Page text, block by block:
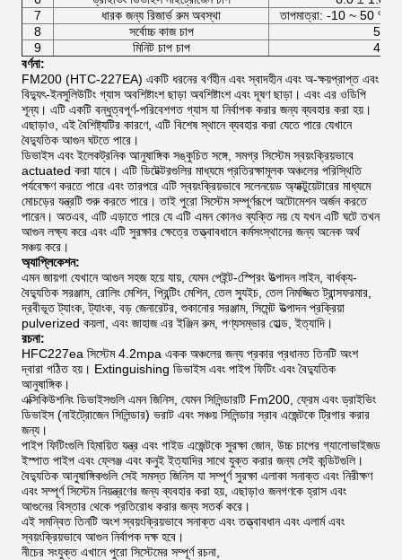
7
ধারক জন্য রিজার্ভ রুম অবস্থা
তাপমাত্রা: -10 ~ 50 ℃,
8
সর্বোচ্চ কাজ চাপ
9
মিনিট চাপ চাপ
বর্ণনা:
FM200 (HTC-227EA) একটি ধরনের বর্ণহীন এবং স্বাদহীন এবং অ-ক্ষয়প্রাপ্ত এবং
বিদ্যুৎ-ইনসুলিউটিং গ্যাস অবশিষ্টাংশ ছাড়া অবশিষ্টাংশ এবং দূষণ ছাড়া। এবং এর ওডিপি
শূন্য। এটি একটি বন্ধুত্বপূর্ণ-পরিবেশগত গ্যাস যা নির্বাপক করার জন্য ব্যবহার করা হয়।
এছাড়াও, এই বৈশিষ্ট্যটির কারণে, এটি বিশেষ স্থানে ব্যবহার করা যেতে পারে যেখানে
বৈদ্যুতিক আগুন ঘটতে পারে।
ডিভাইস এবং ইলেকট্রনিক আনুষাঙ্গিক সঙ্কুচিত সঙ্গে, সমগ্র সিস্টেম স্বয়ংক্রিয়ভাবে
actuated করা যাবে। এটি ডিটেক্টরগুলির মাধ্যমে প্রতিরক্ষামূলক অঞ্চলের পরিস্থিতি
পর্যবেক্ষণ করতে পারে এবং তারপরে এটি স্বয়ংক্রিয়ভাবে সলেনয়েড অ্যাক্টুয়েটারের মাধ্যমে
মোচড়ের যন্ত্রটি শুরু করতে পারে। তাই পুরো সিস্টেম সম্পূর্ণরূপে অটোমেশন অর্জন করতে
পারেন। অতএব, এটি এড়াতে পারে যে এটি এমন কোনও ব্যক্তি নয় যে যখন এটি ঘটে তখন
আগুন লক্ষ্য করে এবং এটি সুরক্ষার ক্ষেত্রে তত্ত্বাবধানে কর্মসংস্থানের জন্য অনেক অর্থ
সঞ্চয় করে।
অ্যাপ্লিকেশন:
এমন জায়গা যেখানে আগুন সহজ হয়ে যায়, যেমন পেইন্ট-স্প্রেিং উত্পাদন লাইন, বার্ধক্য-
বৈদ্যুতিক সরঞ্জাম, রোলিং মেশিন, প্রিন্টিং মেশিন, তেল স্যুইচ, তেল নিমজ্জিত ট্রান্সফরমার,
দ্রবীভূত ট্যাংক, ট্যাংক, বড় জেনারেটর, শুকানোর সরঞ্জাম, সিমেন্ট উত্পাদন প্রক্রিয়া
pulverized কয়লা, এবং জাহাজ এর ইঞ্জিন রুম, পণ্যসম্ভার হোল্ড, ইত্যাদি।
রচনা:
HFC227ea সিস্টেম 4.2mpa একক অঞ্চলের জন্য প্রকার প্রধানত তিনটি অংশ
দ্বারা গঠিত হয়। Extinguishing ডিভাইস এবং পাইপ ফিটিং এবং বৈদ্যুতিক
আনুষাঙ্গিক।
এক্সিকিউশনিং ডিভাইসগুলি এমন জিনিস, যেমন সিলিন্ডারটি Fm200, ফ্রেম এবং ড্রাইভিং
ডিভাইস (নাইট্রোজেন সিলিন্ডার) ভরাট এবং সঞ্চয় সিলিন্ডার স্রাব এজেন্টকে ট্রিগার করার
জন্য।
পাইপ ফিটিংগুলি হিমায়িত যন্ত্র এবং গাইড এজেন্টকে সুরক্ষা জোন, উচ্চ চাপের গ্যালোভাইজড
ইস্পাত পাইপ এবং ফ্লেঞ্জ এবং কনুই ইত্যাদির সাথে যুক্ত করার জন্য সেই কন্ডিটগুলি।
বৈদ্যুতিক আনুষাঙ্গিকগুলি সেই সমস্ত জিনিস যা সম্পূর্ণ সুরক্ষা এলাকা সনাক্ত এবং নিরীক্ষণ
এবং সম্পূর্ণ সিস্টেম নিয়ন্ত্রণের জন্য ব্যবহার করা হয়, এছাড়াও জনগণকে হ্রাস এবং
আগুনের বিস্তার থেকে প্রতিরোধ করার জন্য সতর্ক করে।
এই সমন্বিত তিনটি অংশ স্বয়ংক্রিয়ভাবে সনাক্ত এবং তত্ত্বাবধান এবং এলার্ম এবং
স্বয়ংক্রিয়ভাবে আগুন নির্বাপক দক্ষ হবে।
নীচের সংযুক্ত এখানে পুরো সিস্টেমের সম্পূর্ণ রচনা,